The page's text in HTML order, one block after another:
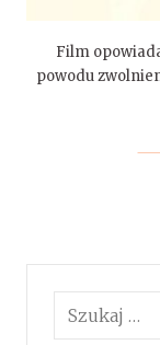
Film
powodu